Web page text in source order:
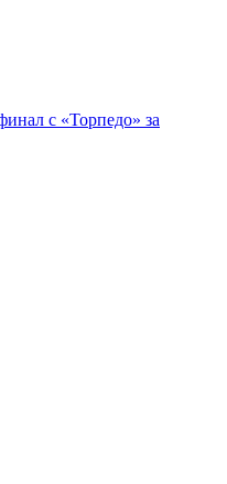
с «Торпедо» за